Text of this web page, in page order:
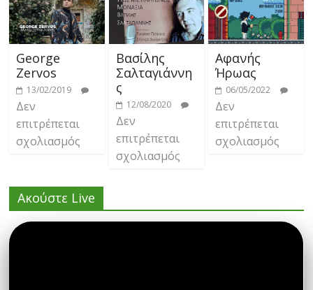
George
Zervos
13/02/2019
Δεν
επιτρέπεται
σχολιασμός
Βασίλης
Σαλταγιάννη
ς
12/08/2020
Δεν
επιτρέπεται
σχολιασμός
Αφανής
Ήρωας
06/05/2022
Δεν
επιτρέπεται
σχολιασμός
Ακούστε Live